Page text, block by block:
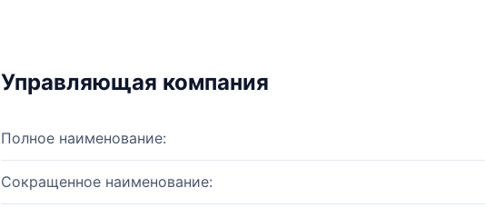
Управляющая компания
Полное наименование:
Сокращенное наименование: